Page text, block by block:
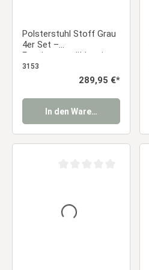
Polsterstuhl Stoff Grau
4er Set –
Esszimmerstühle mit
Armlehnen &
Metallgestell, drehbar
Essstuhl
3153
Regulärer Preis:
289,95 €*
In den Warenkorb